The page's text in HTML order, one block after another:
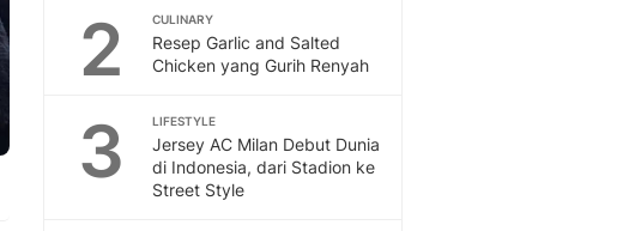
2 CULINARY
Resep Garlic and Salted
Chicken yang Gurih Renyah
3 LIFESTYLE
Jersey AC Milan Debut Dunia
di Indonesia, dari Stadion ke
Street Style